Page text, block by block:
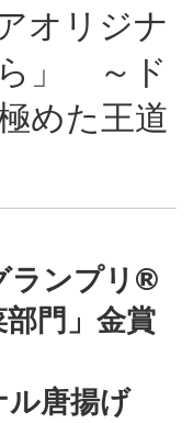
オリジナ
」 ～ド
めた王道
ランプリ®
門」金賞
唐揚げ